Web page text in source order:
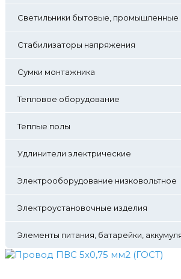
Светильники бытовые, промышленные
Стабилизаторы напряжения
Сумки монтажника
Тепловое оборудование
Теплые полы
Удлинители электрические
Электрооборудование низковольтное
Электроустановочные изделия
Элементы питания, батарейки,